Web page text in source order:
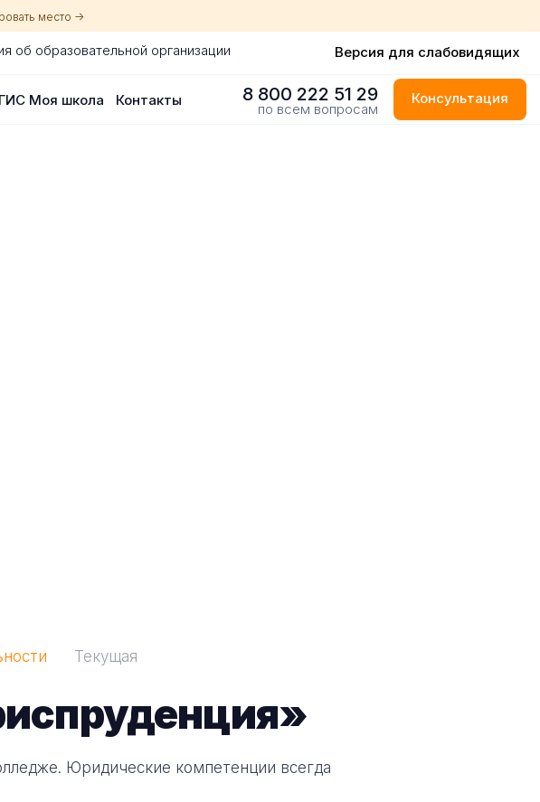
место ->
об образовательной организации Версия для слабовидящих
Моя школа Контакты 8 800 222 51 29
по всем вопросам
Консультация
Текущая
Юридические компетенции всегда